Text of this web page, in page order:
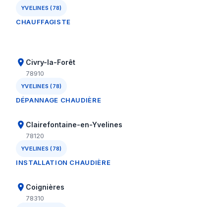
YVELINES (78)
CHAUFFAGISTE
Civry-la-Forêt
78910
YVELINES (78)
DÉPANNAGE CHAUDIÈRE
Clairefontaine-en-Yvelines
78120
YVELINES (78)
INSTALLATION CHAUDIÈRE
Coignières
78310